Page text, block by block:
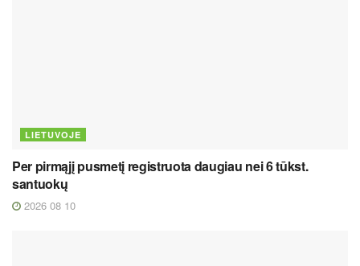
LIETUVOJE
Per pirmąjį pusmetį registruota daugiau nei 6 tūkst.
santuokų
2026 08 10